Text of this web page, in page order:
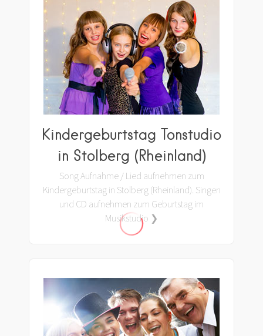
Kindergeburtstag Tonstudio
in Stolberg (Rheinland)
Song Aufnahme / Lied aufnehmen zum
Kindergeburtstag in Stolberg (Rheinland). Singen
und CD aufnehmen zum Geburtstag im
Musikstudio ❯